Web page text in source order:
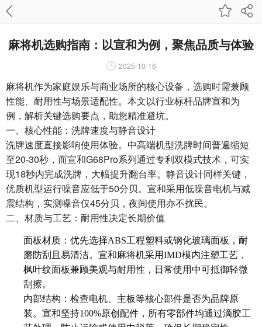
麻将机选购指南：以宣和为例，聚焦品质与体验
2025-10-16
麻将机作为家庭娱乐与商业场所的核心设备，选购时需兼顾
性能、耐用性与场景适配性。本文以行业标杆品牌宣和为
例，解析关键选购要点，助您精准避坑。
一、核心性能：洗牌速度与静音设计
洗牌速度直接影响使用体验。中高端机型洗牌时间普遍缩短
至20-30秒，而宣和G68Pro系列通过专利双模式技术，可实
现18秒内完成洗牌，大幅提升翻台率。静音设计同样关键，
优质机型运行噪音应低于50分贝。宣和采用低噪音电机与减
震结构，实测噪音仅45分贝，夜间使用亦不扰民。
二、材质与工艺：耐用性决定长期价值
面板材质：优先选择ABS工程塑料或钢化玻璃面板，耐
磨防刮且易清洁。宣和麻将机采用IMD模内注塑工艺，
枫叶纹面板兼顾美观与耐用性，日常使用中可抵御轻微
刮擦。
内部结构：检查电机、主板等核心部件是否为品牌原
装。宣和坚持100%原创配件，所有零部件均通过滴胶工